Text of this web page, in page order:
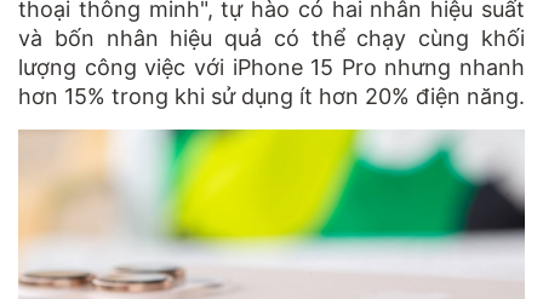
thoại thông minh", tự hào có hai nhân hiệu suất
và bốn nhân hiệu quả có thể chạy cùng khối
lượng công việc với iPhone 15 Pro nhưng nhanh
hơn 15% trong khi sử dụng ít hơn 20% điện năng.